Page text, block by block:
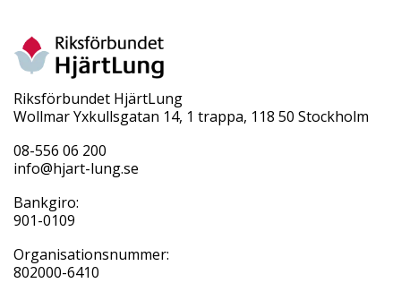
Riksförbundet HjärtLung
Wollmar Yxkullsgatan 14, 1 trappa, 118 50 Stockholm
08-556 06 200
info@hjart-lung.se
Bankgiro:
901-0109
Organisationsnummer:
802000-6410